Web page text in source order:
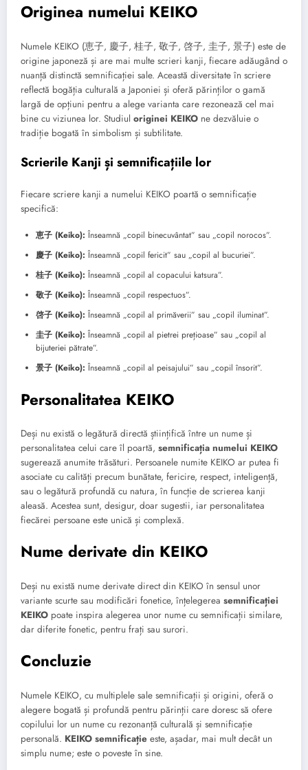
Originea numelui KEIKO
Numele KEIKO (恵子, 慶子, 桂子, 敬子, 啓子, 圭子, 景子) este de
origine japoneză și are mai multe scrieri kanji, fiecare adăugând o
nuanță distinctă semnificației sale. Această diversitate în scriere
reflectă bogăția culturală a Japoniei și oferă părinților o gamă
largă de opțiuni pentru a alege varianta care rezonează cel mai
bine cu viziunea lor. Studiul originei KEIKO ne dezvăluie o
tradiție bogată în simbolism și subtilitate.
Scrierile Kanji și semnificațiile lor
Fiecare scriere kanji a numelui KEIKO poartă o semnificație
specifică:
恵子 (Keiko): Înseamnă „copil binecuvântat” sau „copil norocos”.
慶子 (Keiko): Înseamnă „copil fericit” sau „copil al bucuriei”.
桂子 (Keiko): Înseamnă „copil al copacului katsura”.
敬子 (Keiko): Înseamnă „copil respectuos”.
啓子 (Keiko): Înseamnă „copil al primăverii” sau „copil iluminat”.
圭子 (Keiko): Înseamnă „copil al pietrei prețioase” sau „copil al
bijuteriei pătrate”.
景子 (Keiko): Înseamnă „copil al peisajului” sau „copil însorit”.
Personalitatea KEIKO
Deși nu există o legătură directă științifică între un nume și
personalitatea celui care îl poartă, semnificația numelui KEIKO
sugerează anumite trăsături. Persoanele numite KEIKO ar putea fi
asociate cu calități precum bunătate, fericire, respect, inteligență,
sau o legătură profundă cu natura, în funcție de scrierea kanji
aleasă. Acestea sunt, desigur, doar sugestii, iar personalitatea
fiecărei persoane este unică și complexă.
Nume derivate din KEIKO
Deși nu există nume derivate direct din KEIKO în sensul unor
variante scurte sau modificări fonetice, înțelegerea semnificației
KEIKO poate inspira alegerea unor nume cu semnificații similare,
dar diferite fonetic, pentru frați sau surori.
Concluzie
Numele KEIKO, cu multiplele sale semnificații și origini, oferă o
alegere bogată și profundă pentru părinții care doresc să ofere
copilului lor un nume cu rezonanță culturală și semnificație
personală. KEIKO semnificație este, așadar, mai mult decât un
simplu nume; este o poveste în sine.